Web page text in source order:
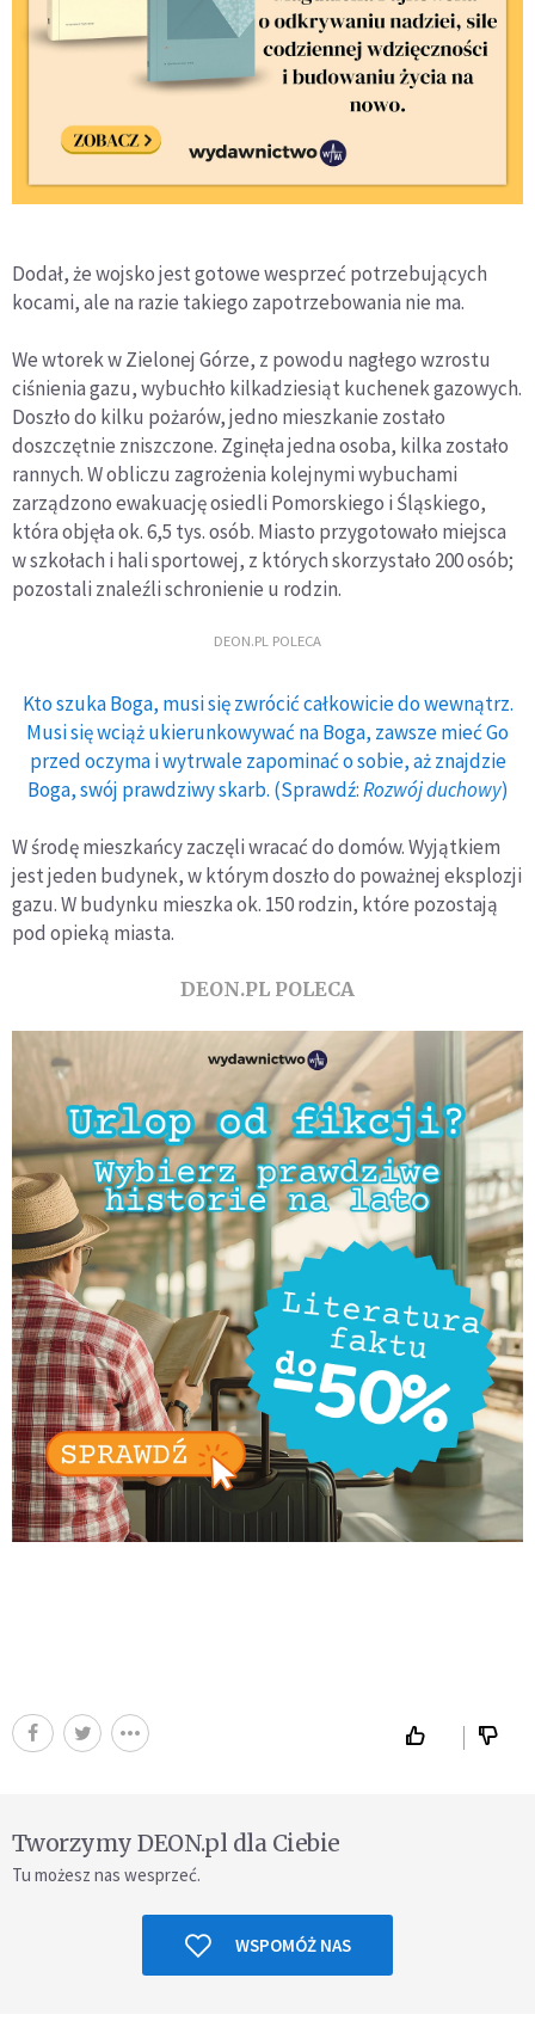
Dodał, że wojsko jest gotowe wesprzeć potrzebujących
kocami, ale na razie takiego zapotrzebowania nie ma.
We wtorek w Zielonej Górze, z powodu nagłego wzrostu
ciśnienia gazu, wybuchło kilkadziesiąt kuchenek gazowych.
Doszło do kilku pożarów, jedno mieszkanie zostało
doszczętnie zniszczone. Zginęła jedna osoba, kilka zostało
rannych. W obliczu zagrożenia kolejnymi wybuchami
zarządzono ewakuację osiedli Pomorskiego i Śląskiego,
która objęła ok. 6,5 tys. osób. Miasto przygotowało miejsca
w szkołach i hali sportowej, z których skorzystało 200 osób;
pozostali znaleźli schronienie u rodzin.
DEON.PL POLECA
Kto szuka Boga, musi się zwrócić całkowicie do wewnątrz.
Musi się wciąż ukierunkowywać na Boga, zawsze mieć Go
przed oczyma i wytrwale zapominać o sobie, aż znajdzie
Boga, swój prawdziwy skarb. (Sprawdź:Rozwój duchowy)
W środę mieszkańcy zaczęli wracać do domów. Wyjątkiem
jest jeden budynek, w którym doszło do poważnej eksplozji
gazu. W budynku mieszka ok. 150 rodzin, które pozostają
pod opieką miasta.
DEON.PL POLECA
Tworzymy DEON.pl dla Ciebie
Tu możesz nas wesprzeć.
WSPOMÓŻ NAS